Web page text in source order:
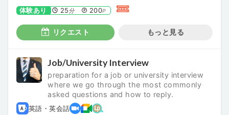
体験あり 25分 200P
リクエスト もっと見る
Job/University Interview
preparation for a job or university interview
where we go through the most commonly
asked questions and how to reply.
英語・英会話